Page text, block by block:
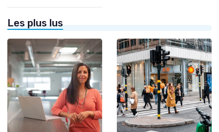
Les plus lus